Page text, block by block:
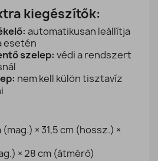
kiegészítők:
automatikusan leállítja
esetén
szelep: védi a rendszert
nem kell külön tisztavíz
× 31,5 cm (hossz.) ×
× 28 cm (átmérő)